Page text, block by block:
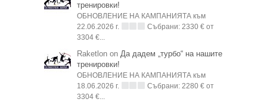
тренировки!
ОБНОВЛЕНИЕ НА КАМПАНИЯТА към
22.06.2026 г.
Събрани: 2330 € от
3304 €...
Raketlon on Да дадем „турбо“ на нашите
тренировки!
ОБНОВЛЕНИЕ НА КАМПАНИЯТА към
18.06.2026 г.
Събрани: 2280 € от
3304 €...